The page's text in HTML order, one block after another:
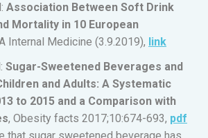
Association Between Soft Drink
Mortality in 10 European
Internal Medicine (3.9.2019), link
Sugar-Sweetened Beverages and
and Adults: A Systematic
to 2015 and a Comparison with
, Obesity facts 2017;10:674-693, pdf